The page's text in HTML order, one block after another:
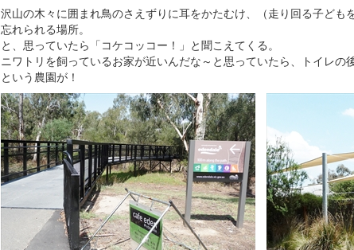
沢山の木々に囲まれ鳥のさえずりに耳をかたむけ、（走り回る子ども
忘れられる場所。
と、思っていたら「コケコッコー！」と聞こえてくる。
ニワトリを飼っているお家が近いんだな～と思っていたら、トイレ
という農園が！